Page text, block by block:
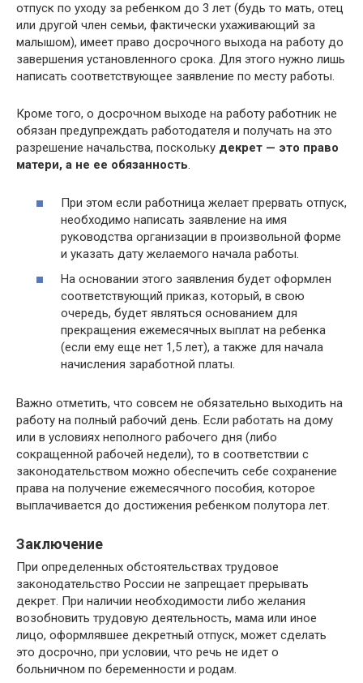
отпуск по уходу за ребенком до 3 лет (будь то мать, отец
или другой член семьи, фактически ухаживающий за
малышом), имеет право досрочного выхода на работу до
завершения установленного срока. Для этого нужно лишь
написать соответствующее заявление по месту работы.
Кроме того, о досрочном выходе на работу работник не
обязан предупреждать работодателя и получать на это
разрешение начальства, поскольку декрет — это право
матери, а не ее обязанность.
При этом если работница желает прервать отпуск,
необходимо написать заявление на имя
руководства организации в произвольной форме
и указать дату желаемого начала работы.
На основании этого заявления будет оформлен
соответствующий приказ, который, в свою
очередь, будет являться основанием для
прекращения ежемесячных выплат на ребенка
(если ему еще нет 1,5 лет), а также для начала
начисления заработной платы.
Важно отметить, что совсем не обязательно выходить на
работу на полный рабочий день. Если работать на дому
или в условиях неполного рабочего дня (либо
сокращенной рабочей недели), то в соответствии с
законодательством можно обеспечить себе сохранение
права на получение ежемесячного пособия, которое
выплачивается до достижения ребенком полутора лет.
Заключение
При определенных обстоятельствах трудовое
законодательство России не запрещает прерывать
декрет. При наличии необходимости либо желания
возобновить трудовую деятельность, мама или иное
лицо, оформлявшее декретный отпуск, может сделать
это досрочно, при условии, что речь не идет о
больничном по беременности и родам.